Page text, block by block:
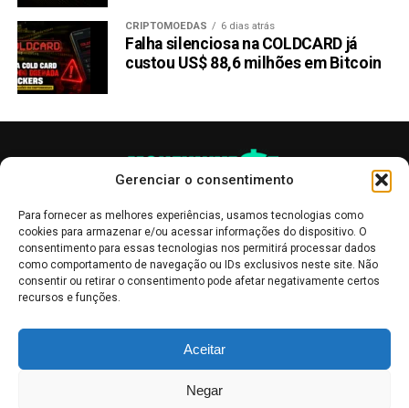
Gerenciar o consentimento
Para fornecer as melhores experiências, usamos tecnologias como
cookies para armazenar e/ou acessar informações do dispositivo. O
consentimento para essas tecnologias nos permitirá processar dados
como comportamento de navegação ou IDs exclusivos neste site. Não
consentir ou retirar o consentimento pode afetar negativamente certos
recursos e funções.
Aceitar
Negar
CRIPTOMOEDAS 6 dias atrás
Falha silenciosa na COLDCARD já
custou US$ 88,6 milhões em Bitcoin
informativo, servindo como boletins de divulgação, e não devem ser
interpretadas como recomendações de investimento.Leia mais
Bolsa de Valores